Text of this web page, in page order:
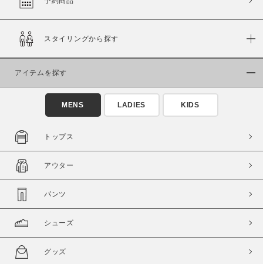
価格
～
商品タイプ
通常商品 予約商品
在庫
在庫あり 在庫なし含む
スタイリングから探す
アイテムを探す
MENS LADIES KIDS
トップス
アウター
パンツ
シューズ
グッズ